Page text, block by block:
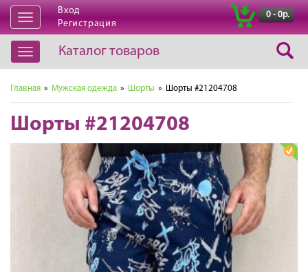
Открыть
навигацию
Вход
Регистрация
0 - 0р.
Открыть
навигацию
Каталог товаров
Главная » Мужская одежда » Шорты » Шорты #21204708
Шорты #21204708